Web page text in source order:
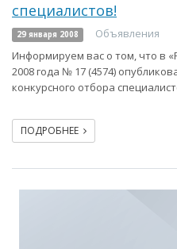
специалистов!
29 января 2008
Объявления
Информируем вас о том, что в
2008 года № 17 (4574)
конкурсного отбора
ПОДРОБНЕЕ